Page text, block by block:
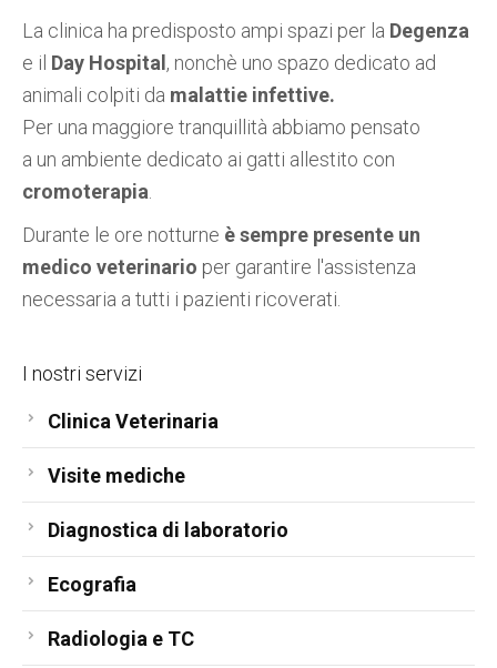
La clinica ha predisposto ampi spazi per la Degenza
e il Day Hospital , nonchè uno spazo dedicato ad
animali colpiti da malattie infettive.
Per una maggiore tranquillità abbiamo pensato
a un ambiente dedicato ai gatti allestito con
cromoterapia
Durante le ore notturne è sempre presente un
medico veterinario per garantire l'assistenza
necessaria a tutti i pazienti ricoverati.
I nostri servizi
Clinica Veterinaria
Visite mediche
Diagnostica di laboratorio
Ecografia
Radiologia e TC